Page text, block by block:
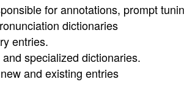
for annotations, prompt
dictionaries
entries.
specialized dictionaries.
and existing entries